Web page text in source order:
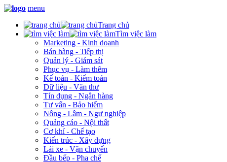
menu
Trang chủ
Tìm việc làm
Marketing - Kinh doanh
Bán hàng - Tiếp thị
Quản lý - Giám sát
Phục vụ - Làm thêm
Kế toán - Kiểm toán
Dữ liệu - Văn thư
Tín dụng - Ngân hàng
Tư vấn - Bảo hiểm
Nông - Lâm - Ngư nghiệp
Quảng cáo - Nội thất
Cơ khí - Chế tạo
Kiến trúc - Xây dựng
Lái xe - Vận chuyển
Đầu bếp - Pha chế